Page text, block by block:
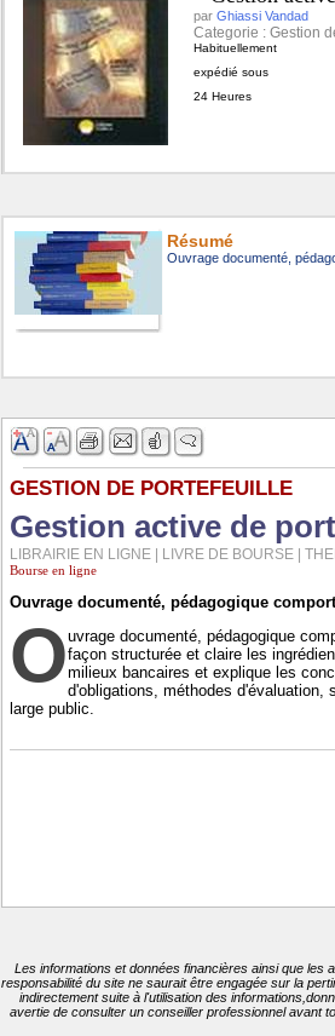
par Ghiassi Vandad
Categorie : Gestion
Habituellement
expédié sous
24 Heures
Résumé
Ouvrage documenté,
GESTION DE PORTEFEUILLE
Gestion active de
LIBRAIRIE EN LIGNE | LIVRE DE BOURSE |
Bourse en ligne
Ouvrage documenté, pédagogique
Ouvrage documenté, pédagogique
façon structurée et claire les
milieux bancaires et explique les
d'obligations, méthodes
large public.
Les informations et données financières ainsi que
responsabilité du site ne saurait être engagée sur la
indirectement suite à l'utilisation des
avertie de consulter un conseiller professionnel avant